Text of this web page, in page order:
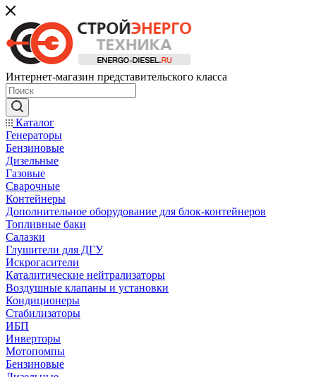
Интернет-магазин представительского класса
Каталог
Генераторы
Бензиновые
Дизельные
Газовые
Сварочные
Контейнеры
Дополнительное оборудование для блок-контейнеров
Топливные баки
Салазки
Глушители для ДГУ
Искрогасители
Каталитические нейтрализаторы
Воздушные клапаны и установки
Кондиционеры
Стабилизаторы
ИБП
Инверторы
Мотопомпы
Бензиновые